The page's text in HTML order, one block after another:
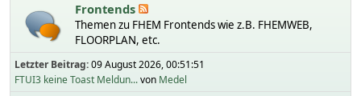
Frontends
Themen zu FHEM Frontends wie z.B. FHEMWEB,
FLOORPLAN, etc.
Letzter Beitrag:09 August 2026, 00:51:51
FTUI3 keine Toast Meldun...von Medel